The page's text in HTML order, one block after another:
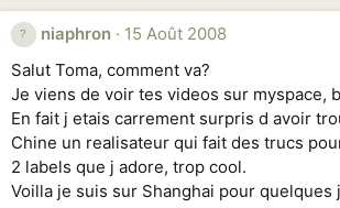
niaphron
15 Août 2008
Salut Toma, comment va?
Je viens de voir tes videos sur myspace,
En fait j etais carrement surpris d avoir
Chine un realisateur qui fait des trucs
2 labels que j adore, trop cool.
Voilla je suis sur Shanghai pour